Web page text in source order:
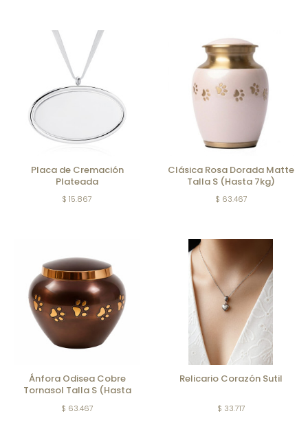
Placa de Cremación
Plateada
$ 15.867
Clásica Rosa Dorada Matte
Talla S (Hasta 7kg)
$ 63.467
Ánfora Odisea Cobre
Tornasol Talla S (Hasta
$ 63.467
Relicario Corazón Sutil
$ 33.717